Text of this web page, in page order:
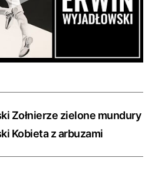
Zołnierze zielone mundury
Kobieta z arbuzami